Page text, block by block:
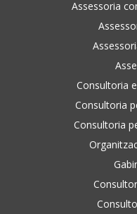
Assessoria
Consultoria
Consultoria
Consultoria